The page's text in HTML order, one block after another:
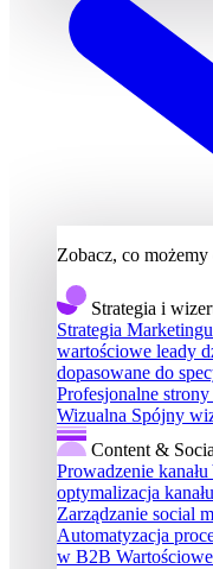
Zobacz, co
Strategia i
Strategia
wartościowe leady
dopasowane do
Profesjonalne
Wizualna Spójny
Content &
Prowadzenie
optymalizacja
Zarządzanie social
Automatyzacja
w B2B